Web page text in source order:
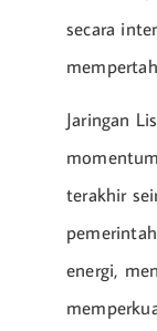
secara
Jaringan
terakhir
energi,